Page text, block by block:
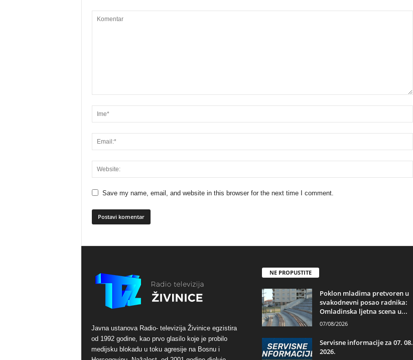
Save my name, email, and website in this browser for the next time I comment.
Javna ustanova Radio- televizija Živinice egzistira
od 1992 godine, kao prvo glasilo koje je probilo
medijsku blokadu u toku agresije na Bosnu i
NE PROPUSTITE
Poklon mladima pretvoren u
svakodnevni posao radnika:
Omladinska ljetna scena u...
07/08/2026
Servisne informacije za 07. 08.
2026.